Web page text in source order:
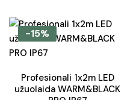
-15%
Profesionali 1x2m LED
užuolaida WARM&BLACK